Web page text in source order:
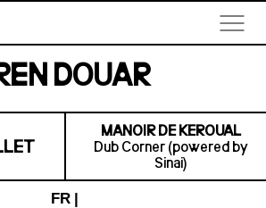
DOUAR
MANOIR DE KEROUAL
Dub Corner (powered by
Sinai)
FR |